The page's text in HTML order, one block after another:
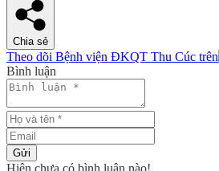
Chia sẻ
Theo dõi Bệnh viện ĐKQT Thu Cúc trên
Bình luận
Gửi